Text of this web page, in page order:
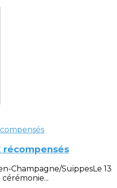
récompensés
Champagne/SuippesLe 13